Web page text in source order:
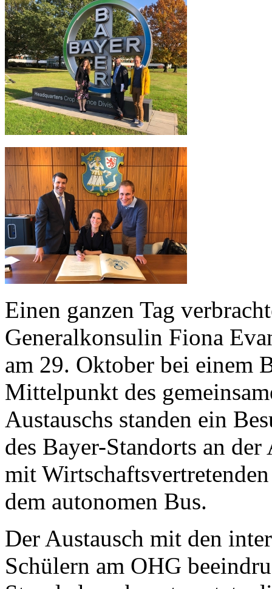
Einen ganzen Tag
Generalkonsulin Fiona
am 29. Oktober bei einem
Mittelpunkt des
Austauschs standen ein
des Bayer-Standorts an
mit
dem autonomen Bus.
Der Austausch mit den
Schülern am OHG